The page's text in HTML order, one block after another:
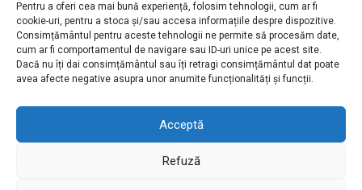
Pentru a oferi cea mai bună experiență, folosim tehnologii, cum ar fi
cookie-uri, pentru a stoca și/sau accesa informațiile despre dispozitive.
Consimțământul pentru aceste tehnologii ne permite să procesăm date,
cum ar fi comportamentul de navigare sau ID-uri unice pe acest site.
Dacă nu îți dai consimțământul sau îți retragi consimțământul dat poate
avea afecte negative asupra unor anumite funcționalități și funcții.
Acceptă
Refuză
noastra!